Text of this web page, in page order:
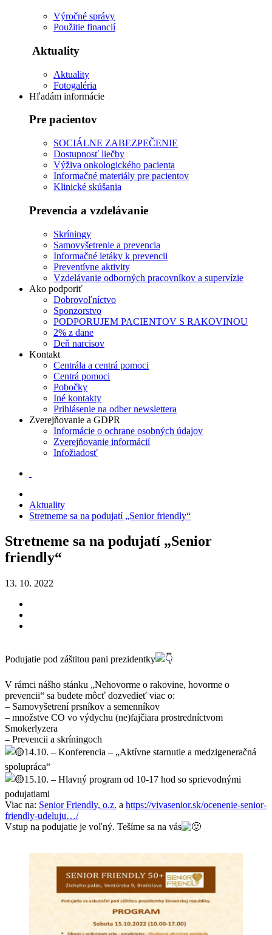
Výročné správy
Použitie financií
Aktuality
Aktuality
Fotogaléria
Hľadám informácie
Pre pacientov
SOCIÁLNE ZABEZPEČENIE
Dostupnosť liečby
Výživa onkologického pacienta
Informačné materiály pre pacientov
Klinické skúšania
Prevencia a vzdelávanie
Skríningy
Samovyšetrenie a prevencia
Informačné letáky k prevencii
Preventívne aktivity
Vzdelávanie odborných pracovníkov a supervízie
Ako podporiť
Dobrovoľníctvo
Sponzorstvo
PODPORUJEM PACIENTOV S RAKOVINOU
2% z dane
Deň narcisov
Kontakt
Centrála a centrá pomoci
Centrá pomoci
Pobočky
Iné kontakty
Prihlásenie na odber newslettera
Zverejňovanie a GDPR
Informácie o ochrane osobných údajov
Zverejňovanie informácií
Infožiadosť
Aktuality
Stretneme sa na podujatí „Senior friendly“
Stretneme sa na podujatí „Senior
friendly“
13. 10. 2022
Podujatie pod záštitou pani prezidentky
V rámci nášho stánku „Nehovorme o rakovine, hovorme o
prevencii“ sa budete môcť dozvedieť viac o:
– Samovyšetrení prsníkov a semenníkov
– množstve CO vo výdychu (ne)fajčiara prostredníctvom
Smokerlyzera
– Prevencii a skríningoch
14.10. – Konferencia – „Aktívne starnutie a medzigeneračná
spolupráca“
15.10. – Hlavný program od 10-17 hod so sprievodnými
podujatiami
Viac na: Senior Friendly, o.z. a https://vivasenior.sk/ocenenie-senior-
friendly-udeluju…/
Vstup na podujatie je voľný. Tešíme sa na vás